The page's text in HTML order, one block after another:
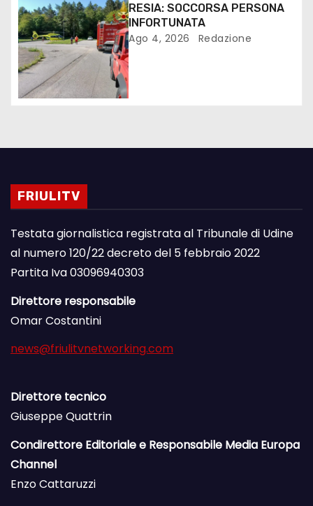
RESIA: SOCCORSA PERSONA
INFORTUNATA
Ago 4, 2026 Redazione
FRIULITV
Testata giornalistica registrata al Tribunale di Udine
al numero 120/22 decreto del 5 febbraio 2022
Partita Iva 03096940303
Direttore responsabile
Omar Costantini
news@friulitvnetworking.com
Direttore tecnico
Giuseppe Quattrin
Condirettore Editoriale e Responsabile Media Europa
Channel
Enzo Cattaruzzi